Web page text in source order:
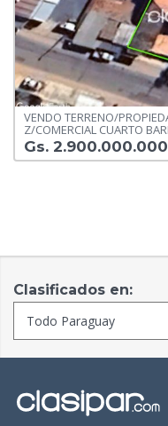
VENDO TERRENO/
Z/COMERCIAL CUARTO
Gs. 2.900.000.000
Clasificados en: